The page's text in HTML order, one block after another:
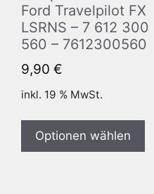
Ford Travelpilot FX
LSRNS – 7 612 300
560 – 7612300560
9,90 €
inkl. 19 % MwSt.
Optionen wählen